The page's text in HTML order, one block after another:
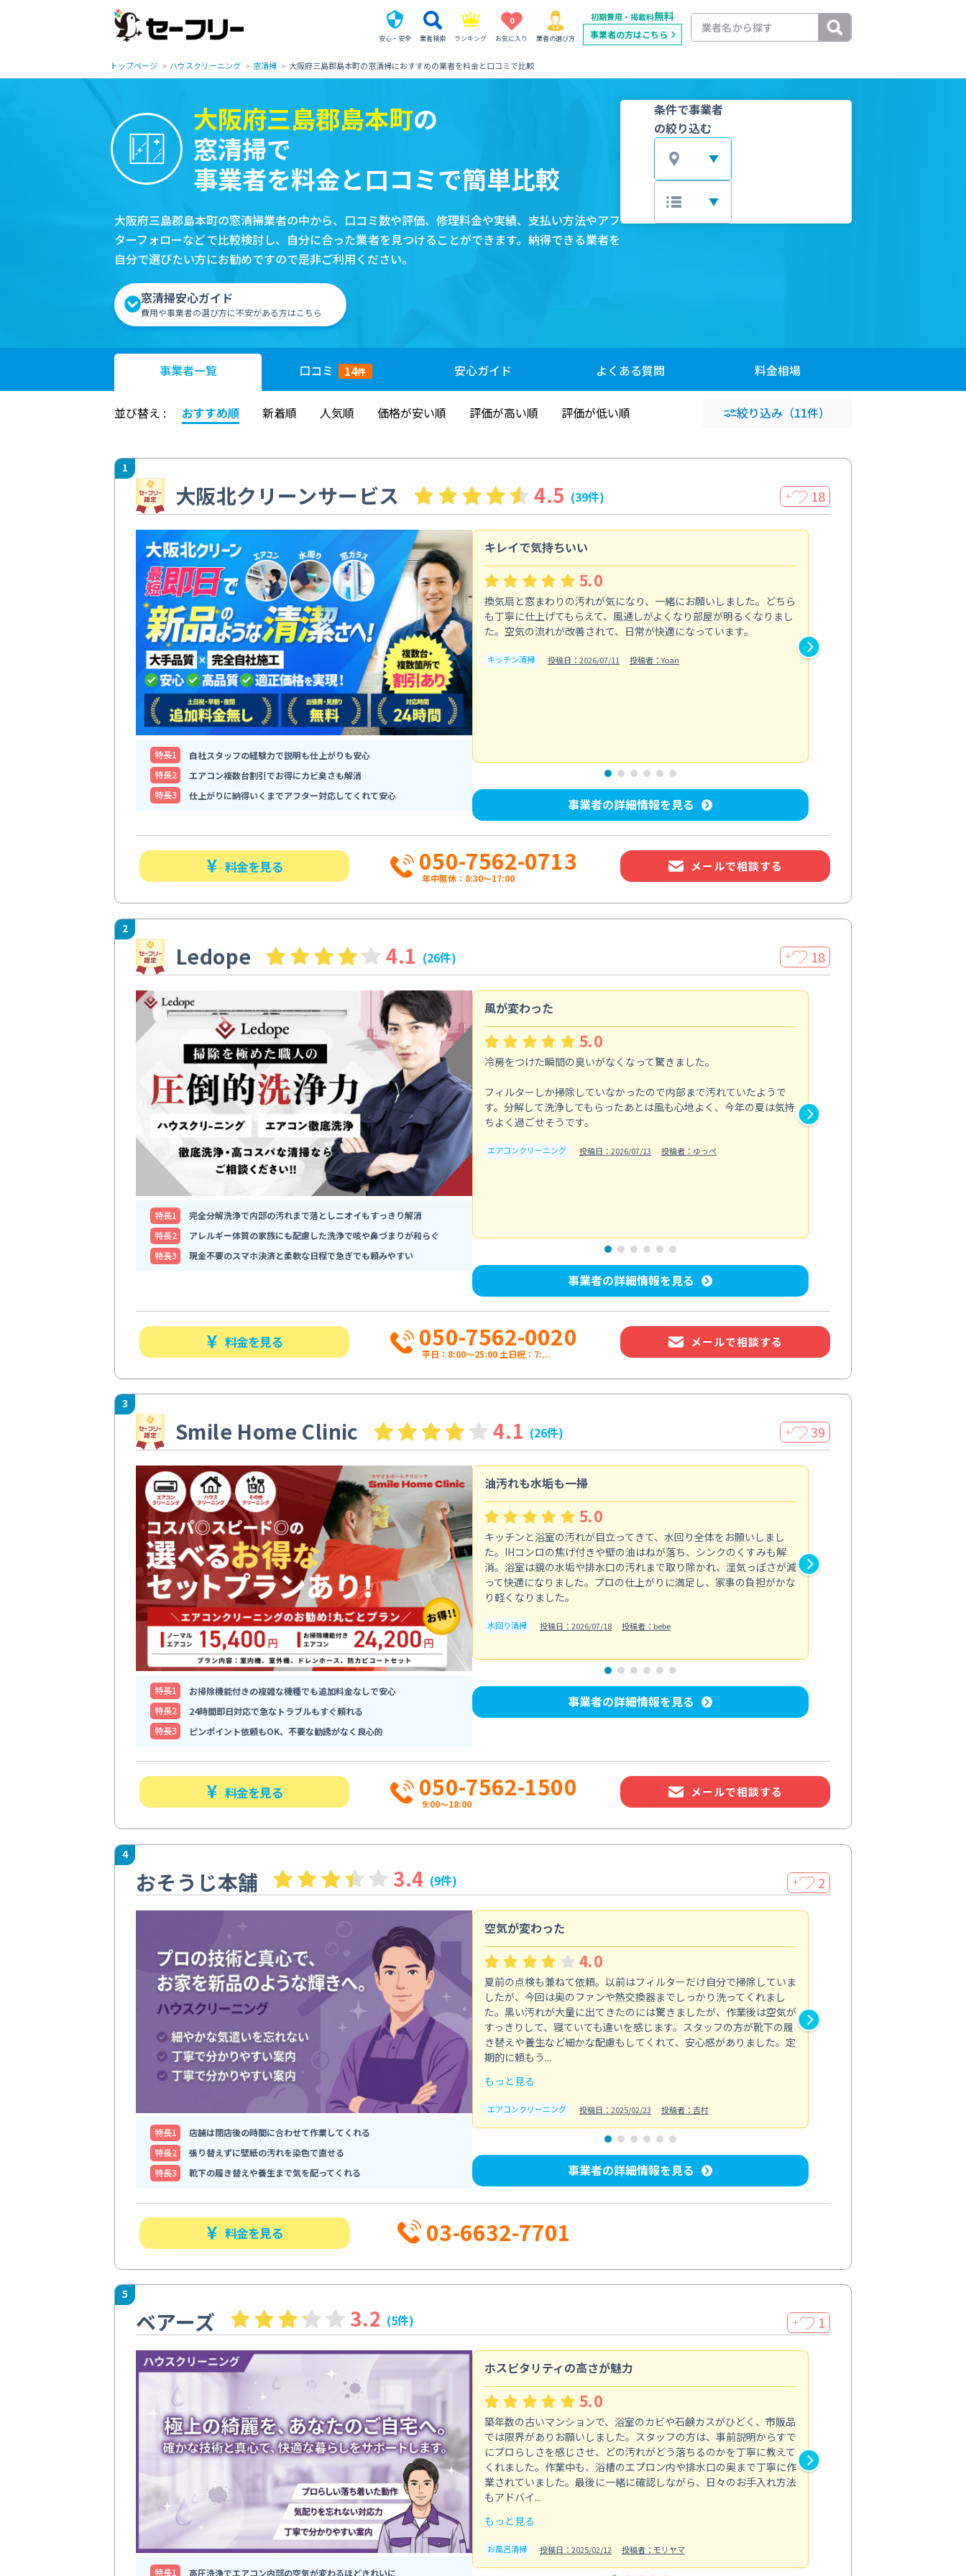
安心・安全 業者検索 ランキング
0
お気に入り 業者の選び方
初期費用・掲載料無料
事業者の方はこちら
トップページ ハウスクリーニング 窓清掃 大阪府三島郡島本町の窓清掃におすすめの業者を料金と口コミで比較
大阪府三島郡島本町の
窓清掃で
事業者を料金と口コミで簡単比較
大阪府三島郡島本町の窓清掃業者の中から、口コミ数や評価、修理料金や実績、支払い方法やアフ
ターフォローなどで比較検討し、自分に合った業者を見つけることができます。納得できる業者を
自分で選びたい方にお勧めですので是非ご利用ください。
窓清掃安心ガイド
費用や事業者の選び方に不安がある方はこちら
条件で事業者
の絞り込む
事業者一覧 口コミ 14件 安心ガイド よくある質問 料金相場
並び替え : おすすめ順 新着順 人気順 価格が安い順 評価が高い順 評価が低い順 絞り込み （11件）
1
大阪北クリーンサービス 4.5 (39件) ＋ 18
特⻑1
自社スタッフの経験力で説明も仕上がりも安心
特⻑2
エアコン複数台割引でお得にカビ臭さも解消
特⻑3
仕上がりに納得いくまでアフター対応してくれて安心
キレイで気持ちいい
5.0
換気扇と窓まわりの汚れが気になり、一緒にお願いしました。どちら
も丁寧に仕上げてもらえて、風通しがよくなり部屋が明るくなりまし
た。空気の流れが改善されて、日常が快適になっています。
キッチン清掃 投稿日：2026/07/11 投稿者：Yoan
事業者の詳細情報を見る
料金を見る 050-7562-0713
年中無休：8:30〜17:00
メールで相談する
2
Ledope 4.1 (26件) ＋ 18
特⻑1
完全分解洗浄で内部の汚れまで落としニオイもすっきり解消
特⻑2
アレルギー体質の家族にも配慮した洗浄で咳や鼻づまりが和らぐ
特⻑3
現金不要のスマホ決済と柔軟な日程で急ぎでも頼みやすい
風が変わった
5.0
冷房をつけた瞬間の臭いがなくなって驚きました。
フィルターしか掃除していなかったので内部まで汚れていたようで
す。分解して洗浄してもらったあとは風も心地よく、今年の夏は気持
ちよく過ごせそうです。
エアコンクリーニング 投稿日：2026/07/13 投稿者：ゆっぺ
事業者の詳細情報を見る
料金を見る 050-7562-0020
平日：8:00〜25:00 土日祝：7:...
メールで相談する
3
Smile Home Clinic 4.1 (26件) ＋ 39
特⻑1
お掃除機能付きの複雑な機種でも追加料金なしで安心
特⻑2
24時間即日対応で急なトラブルもすぐ頼れる
特⻑3
ピンポイント依頼もOK、不要な勧誘がなく良心的
油汚れも水垢も一掃
5.0
キッチンと浴室の汚れが目立ってきて、水回り全体をお願いしまし
た。IHコンロの焦げ付きや壁の油はねが落ち、シンクのくすみも解
消。浴室は鏡の水垢や排水口の汚れまで取り除かれ、湿気っぽさが減
って快適になりました。プロの仕上がりに満足し、家事の負担がかな
り軽くなりました。
水回り清掃 投稿日：2026/07/18 投稿者：bebe
事業者の詳細情報を見る
料金を見る 050-7562-1500
9:00～18:00
メールで相談する
4
おそうじ本舗 3.4 (9件) ＋ 2
特⻑1
店舗は閉店後の時間に合わせて作業してくれる
特⻑2
張り替えずに壁紙の汚れを染色で直せる
特⻑3
靴下の履き替えや養生まで気を配ってくれる
空気が変わった
4.0
夏前の点検も兼ねて依頼。以前はフィルターだけ自分で掃除していま
したが、今回は奥のファンや熱交換器までしっかり洗ってくれまし
た。黒い汚れが大量に出てきたのには驚きましたが、作業後は空気が
すっきりして、寝ていても違いを感じます。スタッフの方が靴下の履
き替えや養生など細かな配慮もしてくれて、安心感がありました。定
期的に頼もう...
もっと見る
エアコンクリーニング 投稿日：2025/02/23 投稿者：吉村
事業者の詳細情報を見る
料金を見る 03-6632-7701
5
ベアーズ 3.2 (5件) ＋ 1
特⻑1 高圧洗浄でエアコン内部の空気が変わるほどきれいに
ホスピタリティの高さが魅力
5.0
築年数の古いマンションで、浴室のカビや石鹸カスがひどく、市販品
では限界がありお願いしました。スタッフの方は、事前説明からすで
にプロらしさを感じさせ、どの汚れがどう落ちるのかを丁寧に教えて
くれました。作業中も、浴槽のエプロン内や排水口の奥まで丁寧に作
業されていました。最後に一緒に確認しながら、日々のお手入れ方法
もアドバイ...
もっと見る
お風呂清掃 投稿日：2025/02/12 投稿者：モリヤマ